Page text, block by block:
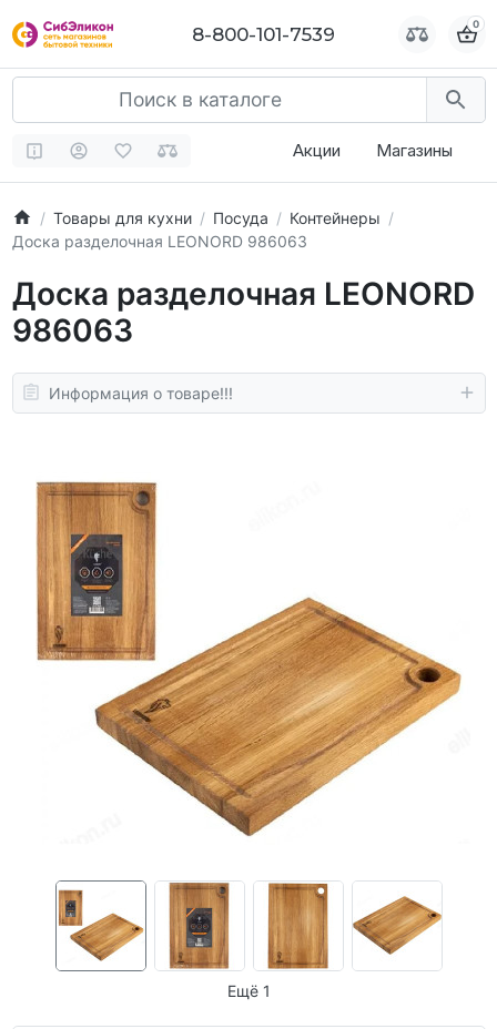
8-800-101-7539 0
Акции Магазины
Товары для кухни Посуда
Контейнеры
Доска разделочная LEONORD 986063
Доска разделочная LEONORD
986063
Информация о товаре!!!
Ещё 1
8-800-101-7539 0